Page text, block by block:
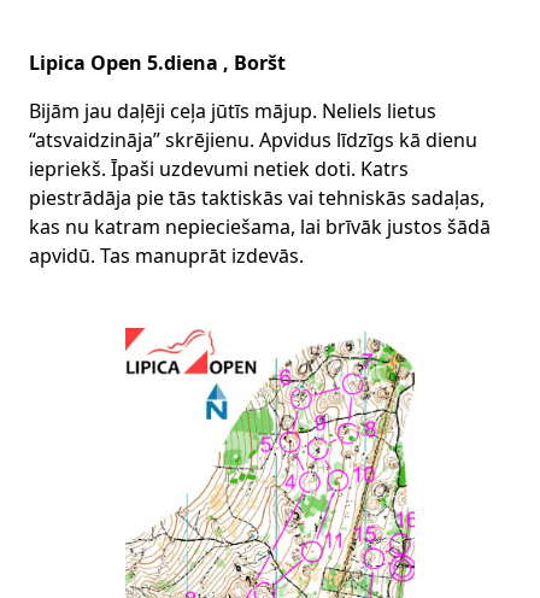
Lipica Open 5.diena , Boršt
Bijām jau daļēji ceļa jūtīs mājup. Neliels lietus
“atsvaidzināja” skrējienu. Apvidus līdzīgs kā dienu
iepriekš. Īpaši uzdevumi netiek doti. Katrs
piestrādāja pie tās taktiskās vai tehniskās sadaļas,
kas nu katram nepieciešama, lai brīvāk justos šādā
apvidū. Tas manuprāt izdevās.